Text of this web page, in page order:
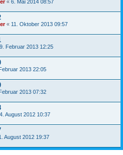
« 6. Mai 2014 08:57
« 11. Oktober 2013 09:57
Februar 2013 12:25
2013 22:05
2013 07:32
August 2012 10:37
August 2012 19:37